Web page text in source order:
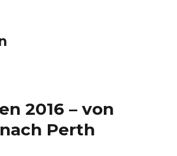
2016 – von
Perth